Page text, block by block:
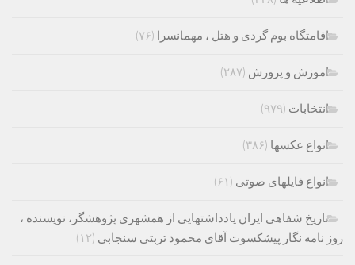
اقامتگاه بوم گردی و هتل ، مهمانسرا (۷۶)
اموزش و پرورش (۲۸۷)
انتخابات (۹۷۹)
انواع عکسها (۳۸۶)
انواع فایلهای صوتی (۶۱)
تاریخ شفاهی ایران یادداشتهایی از همشهری پژوهشگر، نویسنده ،
روز نامه نگار پیشکسوت آقای محمود تربتی سنجابی (۱۲)